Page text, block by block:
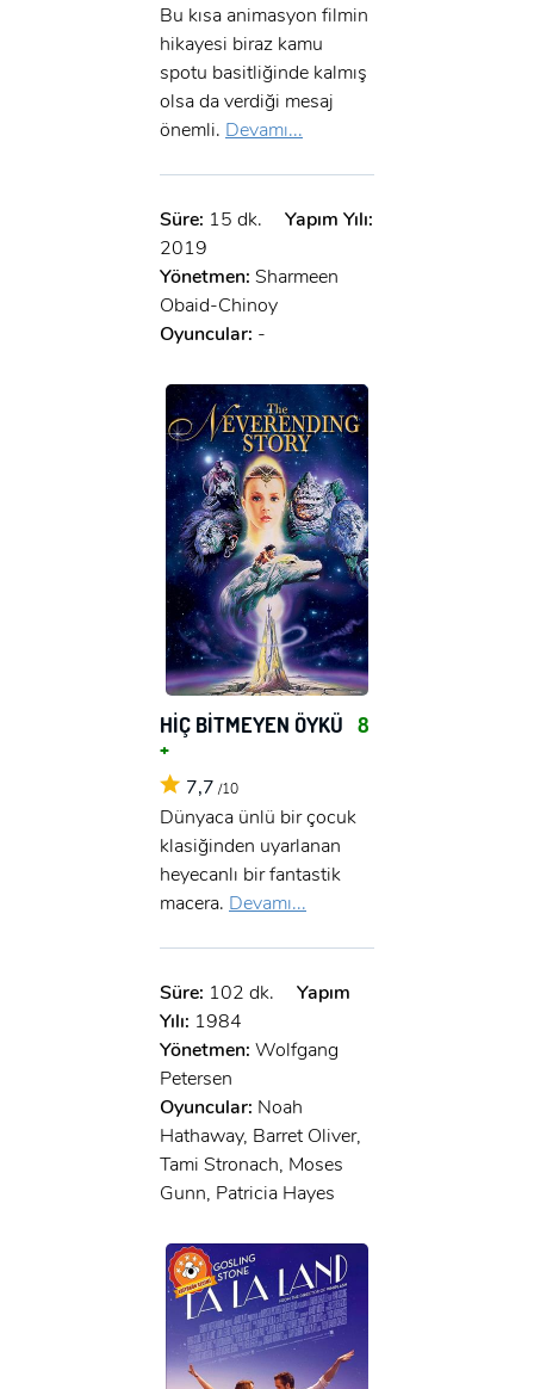
GIRIŞ YAP
E-Posta:
Şifre:
Beni Hatırla Şifremi Unuttum ?
ÜYE OL
Ad Soyad:
E-Posta:
Şifre:
Bu kısa animasyon filmin
hikayesi biraz kamu
spotu basitliğinde kalmış
olsa da verdiği mesaj
önemli. Devamı...
Süre: 15 dk.
Yapım Yılı:
2019
Yönetmen: Sharmeen
Obaid-Chinoy
Oyuncular: -
HİÇ BİTMEYEN ÖYKÜ 8
+
7,7 /10
Dünyaca ünlü bir çocuk
klasiğinden uyarlanan
heyecanlı bir fantastik
macera. Devamı...
Süre: 102 dk.
Yapım
Yılı: 1984
Yönetmen: Wolfgang
Petersen
Oyuncular: Noah
Hathaway, Barret Oliver,
Tami Stronach, Moses
Gunn, Patricia Hayes